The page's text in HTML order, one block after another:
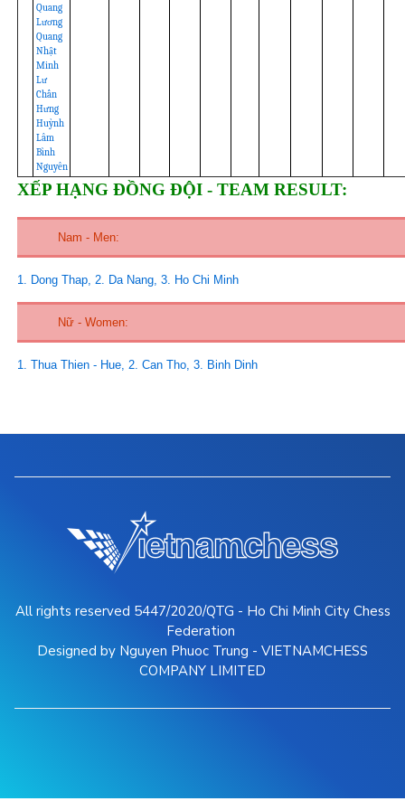
Quang
Lương
Quang
Nhật
Minh
Lư
Chấn
Hưng
Huỳnh
Lâm
Bình
Nguyên
XẾP HẠNG ĐỒNG ĐỘI - TEAM RESULT:
Nam - Men:
1. Dong Thap, 2. Da Nang, 3. Ho Chi Minh
Nữ - Women:
1. Thua Thien - Hue, 2. Can Tho, 3. Binh Dinh
All rights reserved 5447/2020/QTG - Ho Chi Minh City Chess
Federation
Designed by Nguyen Phuoc Trung - VIETNAMCHESS
COMPANY LIMITED